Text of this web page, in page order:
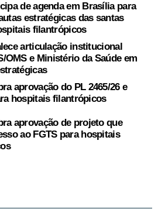
de agenda em Brasília para
estratégicas das santas
filantrópicos
articulação institucional
OMS e Ministério da Saúde em
aprovação do PL 2465/26 e
hospitais filantrópicos
aprovação de projeto que
ao FGTS para hospitais